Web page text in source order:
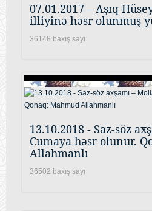
07.01.2017 – Aşıq
illiyinə həsr olunmuş
36148 baxış sayı
13.10.2018 - Saz-söz
Cumaya həsr olunur.
Allahmanlı
36502 baxış sayı